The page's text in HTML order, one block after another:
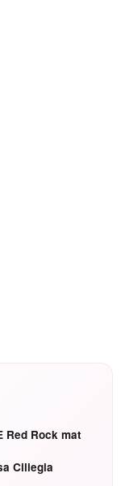
Red Rock mat
Ciliegia